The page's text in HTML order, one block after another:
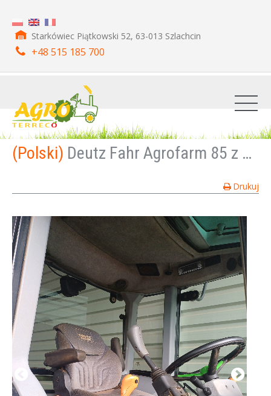
Starkówiec Piątkowski 52, 63-013 Szlachcin
+48 515 185 700
(Polski) Deutz Fahr Agrofarm 85 z Ładowaczem czołowy
Drukuj